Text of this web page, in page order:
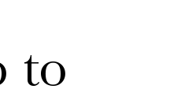
to